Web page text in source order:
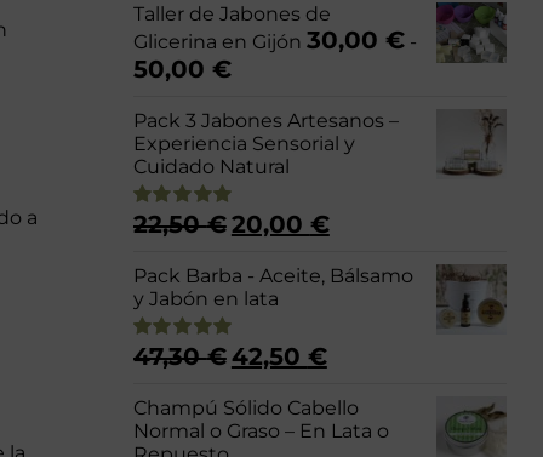
a
Taller de Jabones de
Glicerina en Gijón 30,00 € -
50,00 €Rango
precios:
desde
30,00 €
hasta
Pack 3 Jabones Artesanos –
Experiencia Sensorial y
Cuidado Natural
Valorado
4.98
22,50€ El
precio
original
era:
22,50 €.
20,00 €El
precio
actual
es:
Pack Barba - Aceite, Bálsamo
y Jabón en lata
Valorado
5.00
47,30€ El
precio
original
era:
47,30 €.
42,50 €El
precio
actual
es:
42,50 €.
Champú Sólido Cabello
Normal o Graso – En Lata o